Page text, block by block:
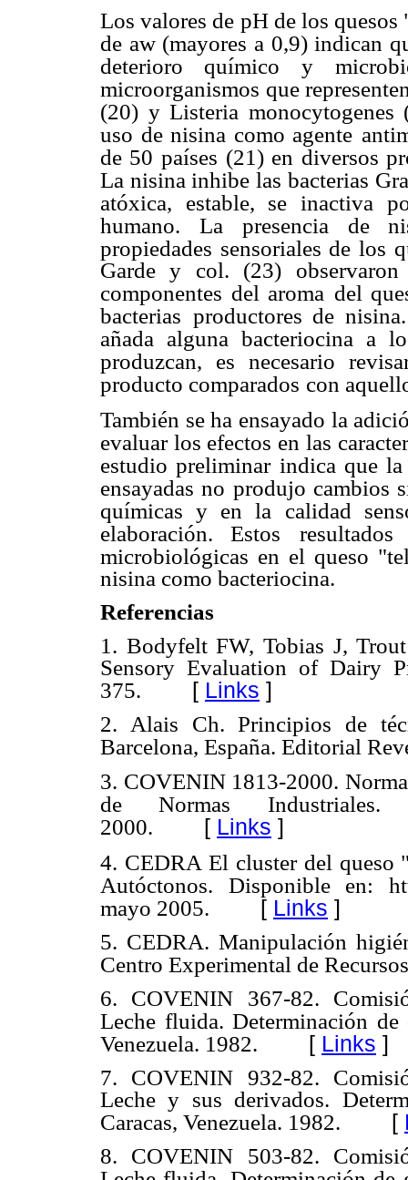
Los valores de pH de los
de aw (mayores a 0,9) indican
deterioro químico y
microorganismos que
(20) y Listeria monocytogenes
uso de nisina como agente
de 50 países (21) en diversos
La nisina inhibe las bacterias
atóxica, estable, se inactiva
humano. La
presencia de
propiedades sensoriales de los
Garde y col. (23)
componentes del aroma del
bacterias productores de
añada alguna bacteriocina a
produzcan, es necesario
producto comparados con
También se ha ensayado la
evaluar los efectos en las
estudio preliminar indica que
ensayadas no produjo cambios
químicas y en la calidad
elaboración. Estos
microbiológicas en el queso
nisina como bacteriocina.
Referencias
1. Bodyfelt FW, Tobias J,
Sensory Evaluation of Dairy
375. [ Links ]
2. Alais Ch. Principios de
Barcelona, España. Editorial
3. COVENIN 1813-2000.
de Normas Industriales.
2000. [ Links ]
4. CEDRA El cluster del queso
Autóctonos. Disponible en:
mayo 2005. [ Links ]
5. CEDRA. Manipulación
Centro Experimental de
6. COVENIN 367-82.
Leche fluida. Determinación
Venezuela. 1982. [ Links ]
7. COVENIN 932-82.
Leche y sus derivados.
Caracas, Venezuela. 1982. [
8. COVENIN 503-82.